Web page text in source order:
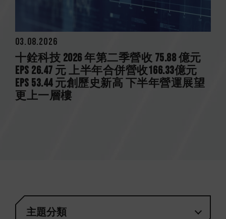
03.08.2026
十銓科技 2026 年第二季營收 75.88 億元
EPS 26.47 元 上半年合併營收166.33億元
EPS 53.44 元創歷史新高 下半年營運展望
更上一層樓
主題分類